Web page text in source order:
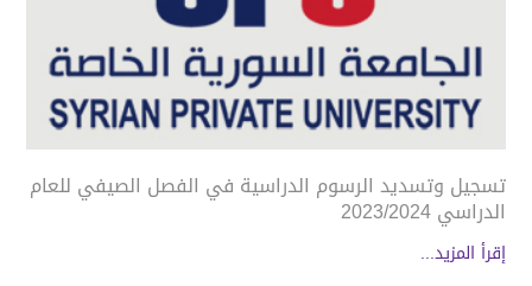
تسجيل وتسديد الرسوم الدراسية في الفصل الصيفي للعام
الدراسي 2023/2024
إقرأ المزيد...